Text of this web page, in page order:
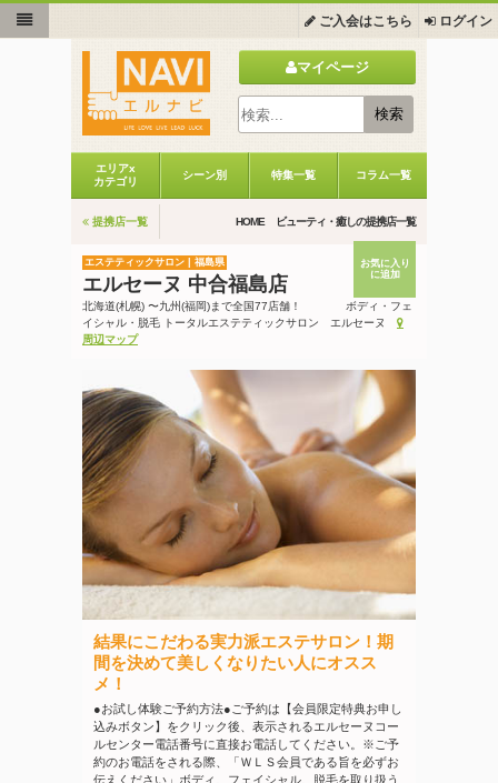
マイページ
ご入会はこちら ログイン
エリアx
カテゴリ
シーン別 特集一覧 コラム一覧
提携店一覧 HOME ビューティ・癒しの提携店一覧
エルセーヌ 中合福島店
エステティックサロン | 福島県
北海道(札幌) 〜九州(福岡)まで全国77店舗！ ボディ・フェ
イシャル・脱毛 トータルエステティックサロン エルセーヌ
周辺マップ
お気に入り
に追加
結果にこだわる実力派エステサロン！期
間を決めて美しくなりたい人にオスス
メ！
●お試し体験ご予約方法●ご予約は【会員限定特典お申し
込みボタン】をクリック後、表示されるエルセーヌコー
ルセンター電話番号に直接お電話してください。※ご予
約のお電話をされる際、「ＷＬＳ会員である旨を必ずお
伝えください」ボディ、フェイシャル、脱毛を取り扱う